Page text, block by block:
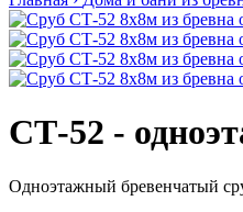
СТ-52 -
Одноэтажный бревенчатый